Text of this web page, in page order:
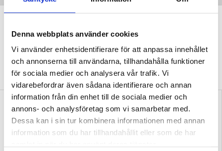
Denna webbplats använder cookies
Vi använder enhetsidentifierare för att anpassa innehållet
och annonserna till användarna, tillhandahålla funktioner
för sociala medier och analysera vår trafik. Vi
vidarebefordrar även sådana identifierare och annan
information från din enhet till de sociala medier och
annons- och analysföretag som vi samarbetar med.
Dessa kan i sin tur kombinera informationen med annan
information som du har tillhandahållit eller som de har
av en anledning”
DEBATTProfessorn: Problematiskt att
stämpla transspråkande som en ”trend” eller
”slogan”.